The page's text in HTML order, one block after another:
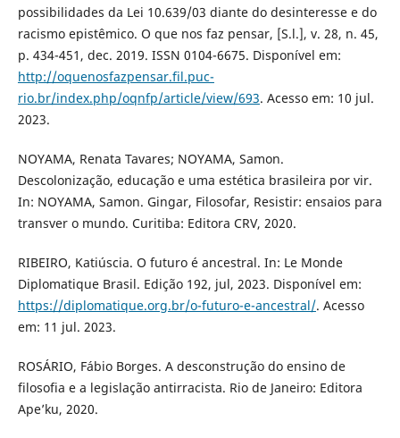
possibilidades da Lei 10.639/03 diante do desinteresse e do
racismo epistêmico. O que nos faz pensar, [S.l.], v. 28, n. 45,
p. 434-451, dec. 2019. ISSN 0104-6675. Disponível em:
http://oquenosfazpensar.fil.puc-
rio.br/index.php/oqnfp/article/view/693. Acesso em: 10 jul.
2023.
NOYAMA, Renata Tavares; NOYAMA, Samon.
Descolonização, educação e uma estética brasileira por vir.
In: NOYAMA, Samon. Gingar, Filosofar, Resistir: ensaios para
transver o mundo. Curitiba: Editora CRV, 2020.
RIBEIRO, Katiúscia. O futuro é ancestral. In: Le Monde
Diplomatique Brasil. Edição 192, jul, 2023. Disponível em:
https://diplomatique.org.br/o-futuro-e-ancestral/. Acesso
em: 11 jul. 2023.
ROSÁRIO, Fábio Borges. A desconstrução do ensino de
filosofia e a legislação antirracista. Rio de Janeiro: Editora
Ape’ku, 2020.